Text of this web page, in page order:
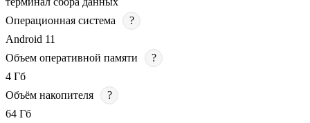
Операционная система
?
Android 11
Объем оперативной памяти
?
4 Гб
Объём накопителя
?
64 Гб